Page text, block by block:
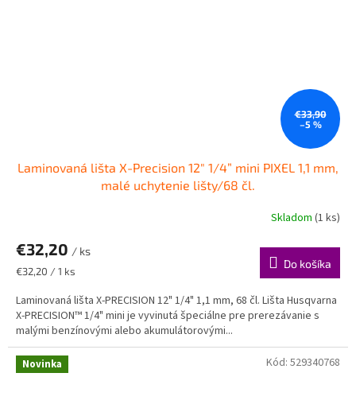
€33,90
–5 %
Laminovaná lišta X-Precision 12" 1/4” mini PIXEL 1,1 mm,
malé uchytenie lišty/68 čl.
Skladom (1 ks)
€32,20 / ks
Jednotková
€32,20 / 1 ks
Do košíka
Laminovaná lišta X-PRECISION 12" 1/4" 1,1 mm, 68 čl. Lišta Husqvarna
X-PRECISION™ 1/4" mini je vyvinutá špeciálne pre prerezávanie s
malými benzínovými alebo akumulátorovými...
Novinka Kód: 529340768